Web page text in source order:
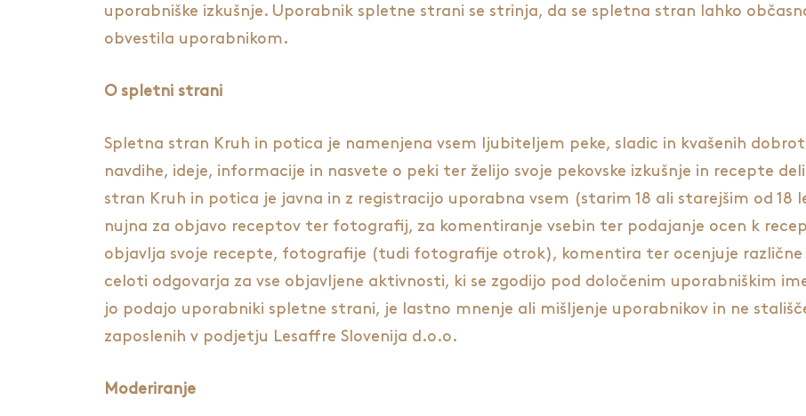
uporabniške izkušnje. Uporabnik spletne strani se strinja, da se spletna stran lahko
obvestila uporabnikom.
O spletni strani
Spletna stran Kruh in potica je namenjena vsem ljubiteljem peke, sladic in kvašenih dobrot
navdihe, ideje, informacije in nasvete o peki ter želijo svoje pekovske izkušnje in recepte
stran Kruh in potica je javna in z registracijo uporabna vsem (starim 18 ali starejšim od 18
nujna za objavo receptov ter fotografij, za komentiranje vsebin ter podajanje ocen k
objavlja svoje recepte, fotografije (tudi fotografije otrok), komentira ter ocenjuje različne
celoti odgovarja za vse objavljene aktivnosti, ki se zgodijo pod določenim uporabniškim
jo podajo uporabniki spletne strani, je lastno mnenje ali mišljenje uporabnikov in ne
zaposlenih v podjetju Lesaffre Slovenija d.o.o.
Moderiranje